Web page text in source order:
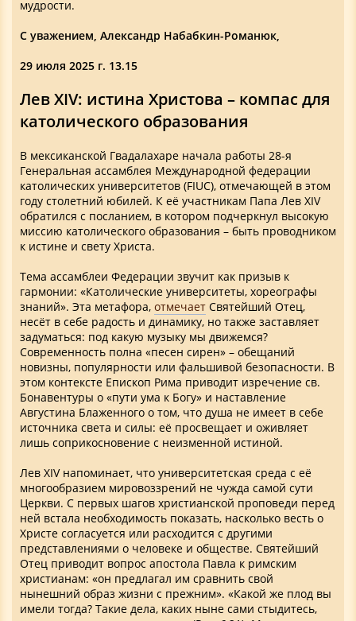
мудрости.
С уважением, Александр Набабкин-Романюк,
29 июля 2025 г. 13.15
Лев XIV: истина Христова – компас для
католического образования
В мексиканской Гвадалахаре начала работы 28-я
Генеральная ассамблея Международной федерации
католических университетов (FIUC), отмечающей в этом
году столетний юбилей. К её участникам Папа Лев XIV
обратился с посланием, в котором подчеркнул высокую
миссию католического образования – быть проводником
к истине и свету Христа.
Тема ассамблеи Федерации звучит как призыв к
гармонии: «Католические университеты, хореографы
знаний». Эта метафора, отмечает Святейший Отец,
несёт в себе радость и динамику, но также заставляет
задуматься: под какую музыку мы движемся?
Современность полна «песен сирен» – обещаний
новизны, популярности или фальшивой безопасности. В
этом контексте Епископ Рима приводит изречение св.
Бонавентуры о «пути ума к Богу» и наставление
Августина Блаженного о том, что душа не имеет в себе
источника света и силы: её просвещает и оживляет
лишь соприкосновение с неизменной истиной.
Лев XIV напоминает, что университетская среда с её
многообразием мировоззрений не чужда самой сути
Церкви. С первых шагов христианской проповеди перед
ней встала необходимость показать, насколько весть о
Христе согласуется или расходится с другими
представлениями о человеке и обществе. Святейший
Отец приводит вопрос апостола Павла к римским
христианам: «он предлагал им сравнить свой
нынешний образ жизни с прежним». «Какой же плод вы
имели тогда? Такие дела, каких ныне сами стыдитесь,